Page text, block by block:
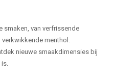
smaken, van verfrissende
menthol.
nieuwe smaakdimensies bij